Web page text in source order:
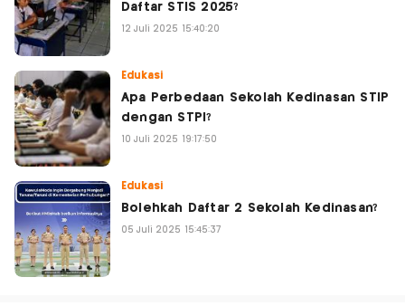
Daftar STIS 2025?
12 Juli 2025 15:40:20
Edukasi
Apa Perbedaan Sekolah Kedinasan STIP
dengan STPI?
10 Juli 2025 19:17:50
Edukasi
Bolehkah Daftar 2 Sekolah Kedinasan?
05 Juli 2025 15:45:37